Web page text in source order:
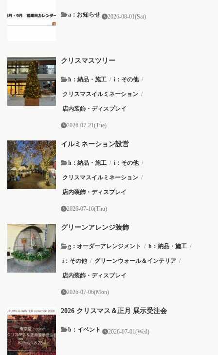
a：お知らせ 2026-08-01(Sat)
クリスマスツリー
h：納品・施工 / i：その他 /
クリスマスイルミネーション /
店内装飾・ディスプレイ
2026-07-21(Tue)
イルミネーション設営
h：納品・施工 / i：その他 /
クリスマスイルミネーション /
店内装飾・ディスプレイ
2026-07-16(Thu)
グリーンアレンジ装飾
g：オーダーアレンジメント / h：納品・施工 /
i：その他 / グリーンウォール＆インテリア /
店内装飾・ディスプレイ
2026-07-06(Mon)
2026 クリスマス＆正月 展示受注会
b：イベント 2026-07-01(Wed)